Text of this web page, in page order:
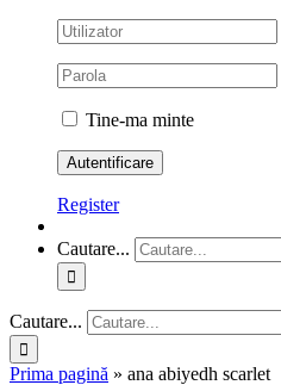
Tine-ma minte
Register
Cautare...
Cautare...
Prima pagină » ana abiyedh scarlet